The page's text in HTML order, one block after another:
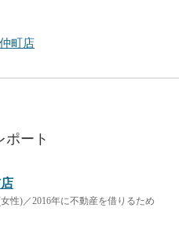
町店
ポート
性)／2016年に不動産を借りるため